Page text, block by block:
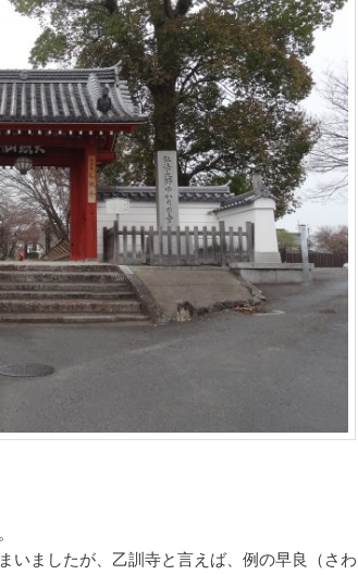
いましたが、乙訓寺と言えば、例の早良（さわ